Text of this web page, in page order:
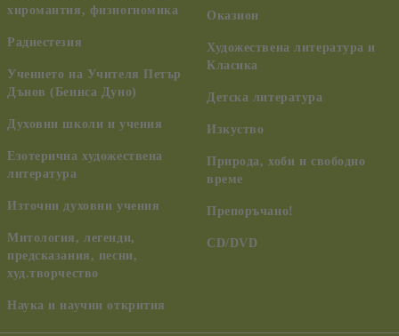
хиромантия, физиогномика
Радиестезия
Учението на Учителя Петър
Дънов (Беинса Дуно)
Духовни школи и учения
Езотерична художествена
литература
Източни духовни учения
Митология, легенди,
предсказания, песни,
худ.творчество
Наука и научни открития
Оказион
Художествена литература и
Класика
Детска литература
Изкуство
Природа, хоби и свободно
време
Препоръчано!
CD/DVD